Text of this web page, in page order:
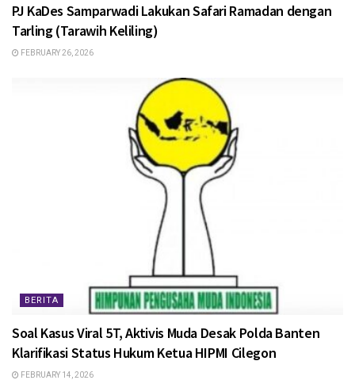
PJ KaDes Samparwadi Lakukan Safari Ramadan dengan
Tarling (Tarawih Keliling)
FEBRUARY 26, 2026
BERITA
Soal Kasus Viral 5T, Aktivis Muda Desak Polda Banten
Klarifikasi Status Hukum Ketua HIPMI Cilegon
FEBRUARY 14, 2026